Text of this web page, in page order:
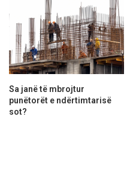
Sa janë të mbrojtur
punëtorët e ndërtimtarisë
sot?